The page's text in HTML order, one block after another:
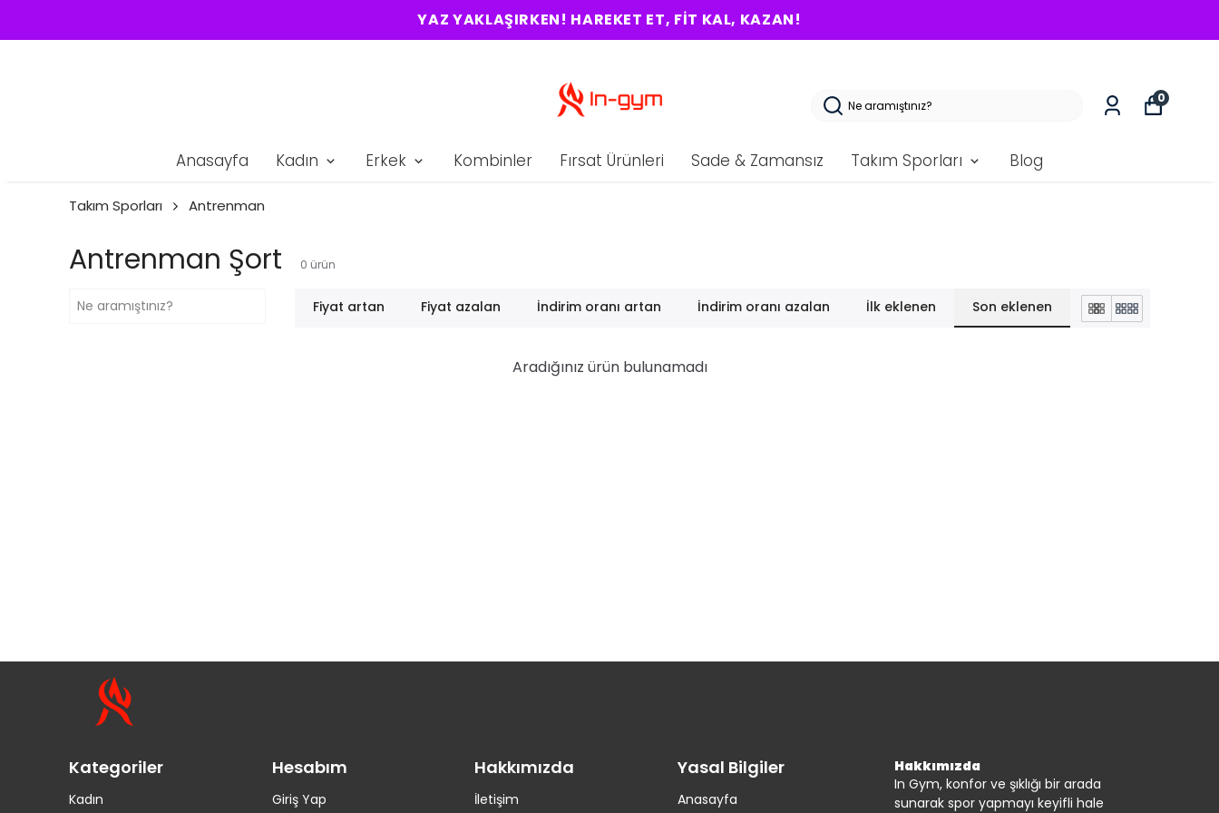
YAZ YAKLAŞIRKEN! HAREKET ET, FIT KAL, KAZAN!
Anasayfa Kadın Erkek Kombinler Fırsat Ürünleri Sade & Zamansız Takım Sporları Blog
0
Takım Sporları Antrenman
Antrenman Şort 0 ürün
Fiyat artan Fiyat azalan İndirim oranı artan İndirim oranı azalan İlk eklenen Son eklenen
Aradığınız ürün bulunamadı
Kategoriler
Kadın
Hesabım
Giriş Yap
Hakkımızda
İletişim
Yasal Bilgiler
Anasayfa
Hakkımızda
In Gym, konfor ve şıklığı bir arada
sunarak spor yapmayı keyifli hale